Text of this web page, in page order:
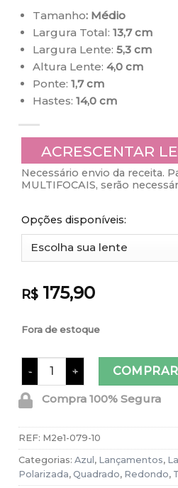
Tamanho: Médio
Largura Total: 13,7 cm
Largura Lente: 5,3 cm
Altura Lente: 4,0 cm
Ponte: 1,7 cm
Hastes: 14,0 cm
ACRESCENTAR
Necessário envio da receita.
MULTIFOCAIS, serão
Opções disponíveis:
R$ 175,90
Fora de estoque
Óculos 2 em 1 Clip-OnCOMPRAR
Compra 100% Segura
REF: M2e1-079-10
Categorias: Azul , Lançamentos,
Polarizada, Quadrado, Redondo,